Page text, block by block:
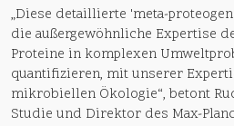
„Diese detaillierte 'meta-
die außergewöhnliche Expertise
Proteine in komplexen
quantifizieren, mit unserer
mikrobiellen Ökologie“, betont
Studie und Direktor des Max-